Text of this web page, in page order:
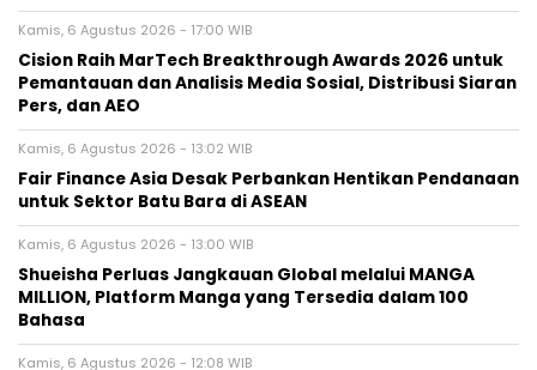
Kamis, 6 Agustus 2026 - 17:00 WIB
Cision Raih MarTech Breakthrough Awards 2026 untuk
Pemantauan dan Analisis Media Sosial, Distribusi Siaran
Pers, dan AEO
Kamis, 6 Agustus 2026 - 13:02 WIB
Fair Finance Asia Desak Perbankan Hentikan Pendanaan
untuk Sektor Batu Bara di ASEAN
Kamis, 6 Agustus 2026 - 13:00 WIB
Shueisha Perluas Jangkauan Global melalui MANGA
MILLION, Platform Manga yang Tersedia dalam 100
Bahasa
Kamis, 6 Agustus 2026 - 12:08 WIB